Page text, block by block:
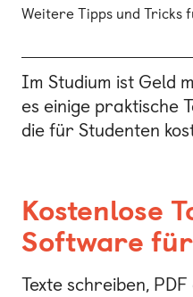
Weitere Tipps und Tricks
Im Studium ist Geld
es einige praktische
die für Studenten
Kostenlose
Software
Texte schreiben,